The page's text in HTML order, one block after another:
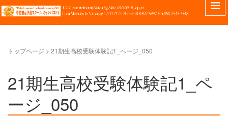
トップページ > 21期生高校受験体験記1_ページ_050
21期生高校受験体験記1_ペ
ージ_050